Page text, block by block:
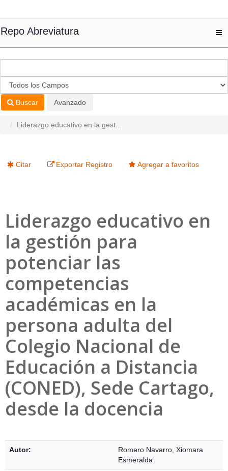
Repo Abreviatura
Buscar Avanzado
Liderazgo educativo en la gest...
Citar Exportar Registro Agregar a favoritos
Liderazgo educativo en
la gestión para
potenciar las
competencias
académicas en la
persona adulta del
Colegio Nacional de
Educación a Distancia
(CONED), Sede Cartago,
desde la docencia
Autor:
Romero Navarro, Xiomara
Esmeralda